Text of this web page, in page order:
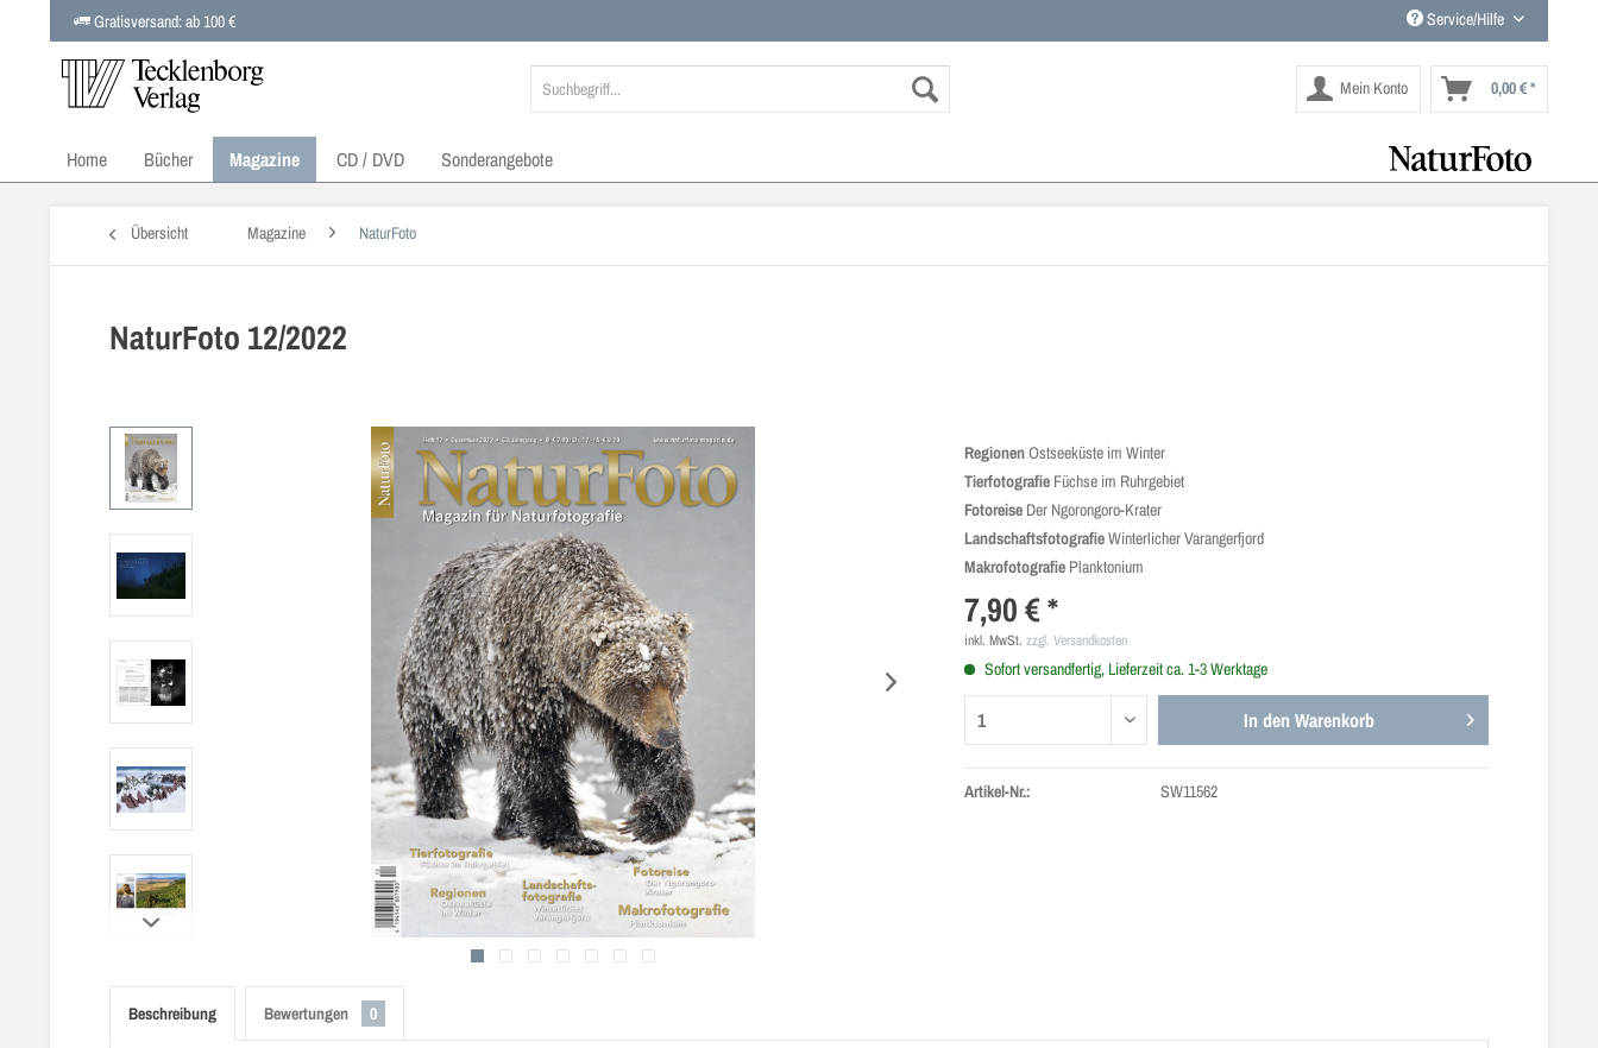
Gratisversand: ab 100 € Service/Hilfe
Mein Konto 0,00 € *
Home Bücher Magazine CD / DVD Sonderangebote
Übersicht Magazine NaturFoto
NaturFoto 12/2022
RegionenOstseeküste im Winter
Tierfotografie Füchse im Ruhrgebiet
Fotoreise Der Ngorongoro-Krater
LandschaftsfotografieWinterlicher Varangerfjord
Makrofotografie Planktonium
7,90 € *
inkl. MwSt.zzgl. Versandkosten
Sofort versandfertig, Lieferzeit ca. 1-3 Werktage
In den Warenkorb
Artikel-Nr.: SW11562
Beschreibung Bewertungen 0